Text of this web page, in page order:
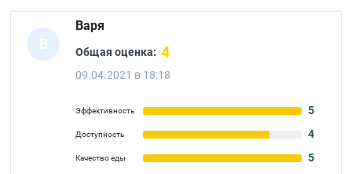
В
Варя
Общая оценка: 4
09.04.2021 в 18:18
Эффективность 5
Доступность 4
Качество еды 5